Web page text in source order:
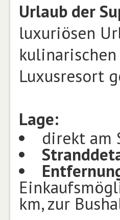
Urlaub der
luxuriösen
kulinarischen
Luxusresort
Lage:
direkt am
km, zur